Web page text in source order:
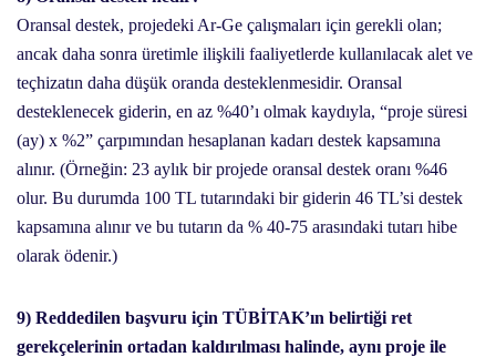
Oransal destek, projedeki Ar-Ge çalışmaları için gerekli olan;
ancak daha sonra üretimle ilişkili faaliyetlerde kullanılacak alet ve
teçhizatın daha düşük oranda desteklenmesidir. Oransal
desteklenecek giderin, en az %40’ı olmak kaydıyla, “proje süresi
(ay) x %2” çarpımından hesaplanan kadarı destek kapsamına
alınır. (Örneğin: 23 aylık bir projede oransal destek oranı %46
olur. Bu durumda 100 TL tutarındaki bir giderin 46 TL’si destek
kapsamına alınır ve bu tutarın da % 40-75 arasındaki tutarı hibe
olarak ödenir.)
9) Reddedilen başvuru için TÜBİTAK’ın belirtiği ret
gerekçelerinin ortadan kaldırılması halinde, aynı proje ile